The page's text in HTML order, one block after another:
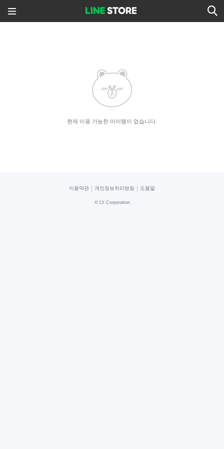
현재 이용 가능한 아이템이 없습니다.
이용약관 개인정보처리방침 도움말
© LY Corporation